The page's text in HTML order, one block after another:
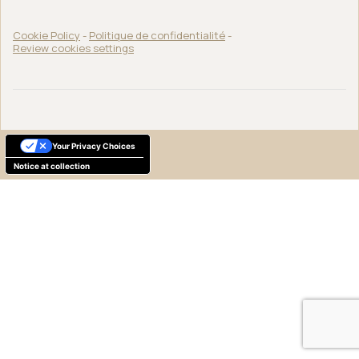
Cookie Policy - Politique de confidentialité-
Review cookies settings
Notice at collection
Your Privacy Choices